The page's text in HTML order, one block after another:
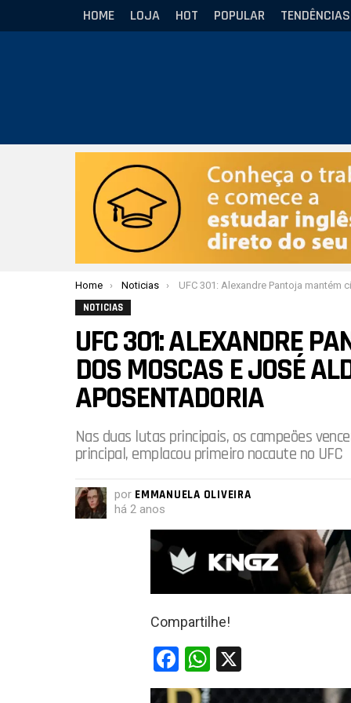
HOME LOJA HOT POPULAR TENDÊNCIAS
Você está aqui:
Home Noticias UFC 301: Alexandre Pantoja mantém cinturão dos moscas e José Aldo vence, rechaçando
NOTICIAS
UFC 301: ALEXANDRE
DOS MOSCAS E JOSÉ
APOSENTADORIA
Nas duas lutas principais, os campeões
principal, emplacou primeiro nocaute no UFC
por EMMANUELA OLIVEIRA
há 2 anos
Compartilhe!
F
a
W
h